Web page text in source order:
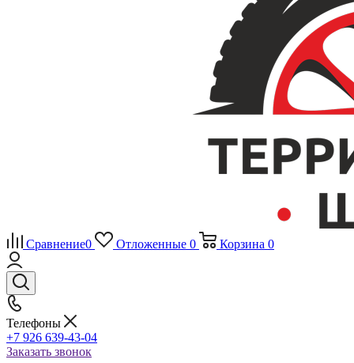
Сравнение0 Отложенные 0 Корзина 0
Телефоны
+7 926 639-43-04
Заказать звонок